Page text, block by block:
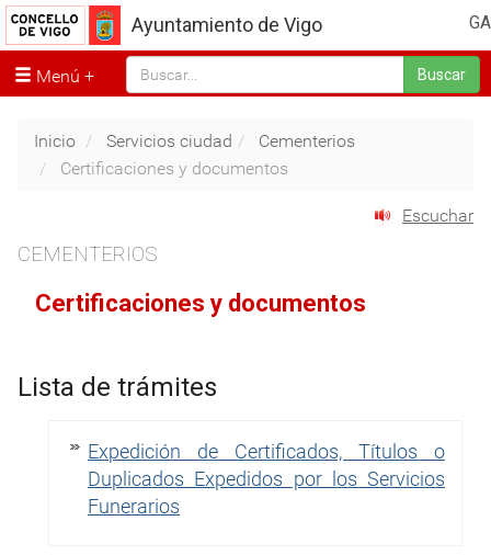
GA
Ayuntamiento de Vigo
Menú Buscar
Inicio Servicios ciudad
Cementerios
Certificaciones y documentos
Escuchar
CEMENTERIOS
Certificaciones y documentos
Lista de trámites
Expedición de Certificados, Títulos o
Duplicados Expedidos por los Servicios
Funerarios